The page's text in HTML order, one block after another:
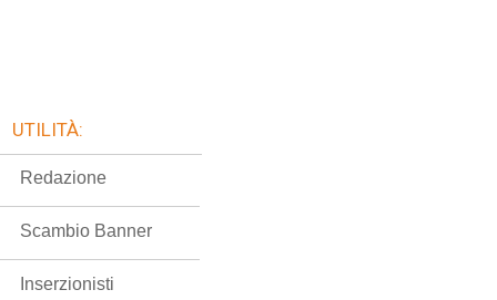
UTILITÀ:
Redazione
Scambio Banner
Inserzionisti